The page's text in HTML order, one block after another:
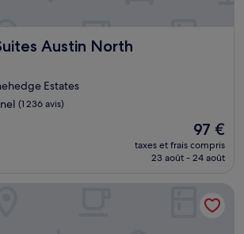
Austin North
Austin North
Estates
(1 236 avis)
Le
nouveau
prix
de
97 €
97 €
taxes et frais compris
23 août - 24 août